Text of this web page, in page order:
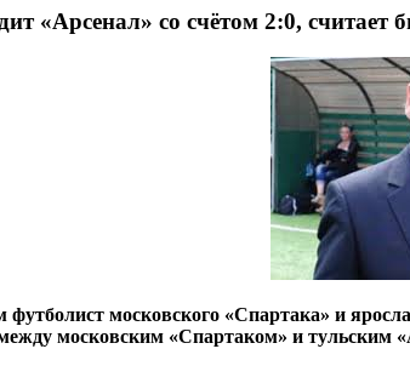
«Арсенал» со счётом 2:0,
московского «Спартака» и
московским «Спартаком» и тульским